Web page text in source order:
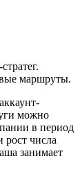
маршруты.
можно
в период
числа
занимает